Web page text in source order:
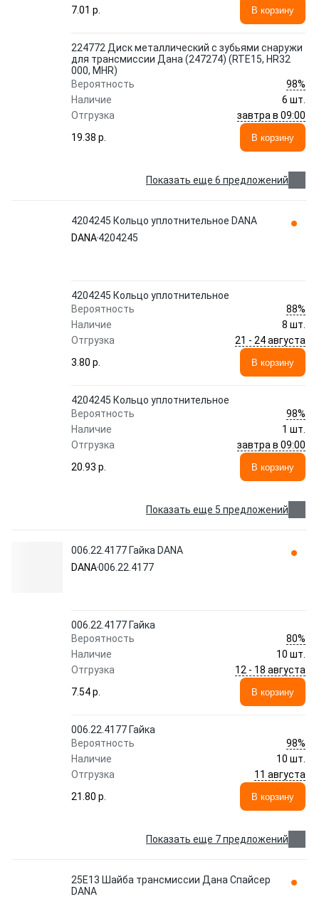
7.01 p.
В корзину
224772 Диск металлический с зубьями снаружи
для трансмиссии Дана (247274) (RTE15, HR32
000, MHR)
Вероятность
98%
Наличие
6 шт.
Отгрузка
завтра в 09:00
19.38 p.
В корзину
Показать еще 6 предложений
4204245 Кольцо уплотнительное DANA
DANA4204245
4204245 Кольцо уплотнительное
Вероятность
88%
Наличие
8 шт.
Отгрузка
21 - 24 августа
3.80 p.
В корзину
4204245 Кольцо уплотнительное
Вероятность
98%
Наличие
1 шт.
Отгрузка
завтра в 09:00
20.93 p.
В корзину
Показать еще 5 предложений
006.22.4177 Гайка DANA
DANA006.22.4177
006.22.4177 Гайка
Вероятность
80%
Наличие
10 шт.
Отгрузка
12 - 18 августа
7.54 p.
В корзину
006.22.4177 Гайка
Вероятность
98%
Наличие
10 шт.
Отгрузка
11 августа
21.80 p.
В корзину
Показать еще 7 предложений
25E13 Шайба трансмиссии Дана Спайсер
DANA